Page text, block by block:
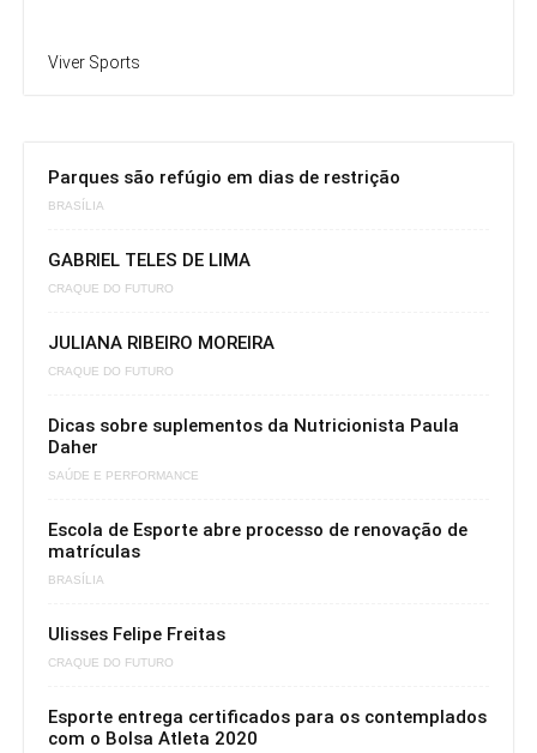
Viver Sports
Parques são refúgio em dias de restrição
BRASÍLIA
GABRIEL TELES DE LIMA
CRAQUE DO FUTURO
JULIANA RIBEIRO MOREIRA
CRAQUE DO FUTURO
Dicas sobre suplementos da Nutricionista Paula
Daher
SAÚDE E PERFORMANCE
Escola de Esporte abre processo de renovação de
matrículas
BRASÍLIA
Ulisses Felipe Freitas
CRAQUE DO FUTURO
Esporte entrega certificados para os contemplados
com o Bolsa Atleta 2020